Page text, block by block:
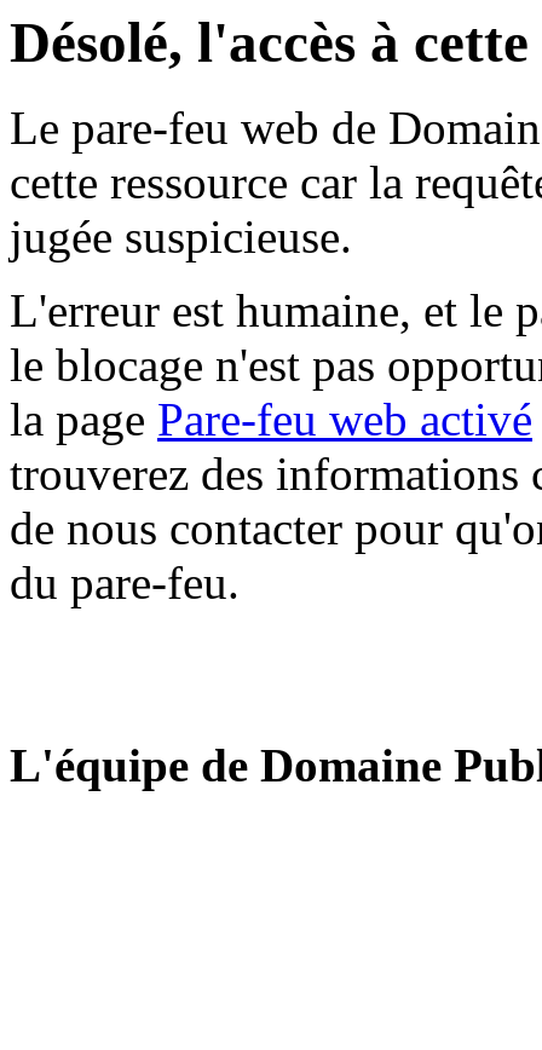
Désolé, l'accès à
Le pare-feu web de
cette ressource car la
jugée suspicieuse.
L'erreur est humaine, et le
le blocage n'est pas
la page Pare-feu web activé
trouverez des informations
de nous contacter pour
du pare-feu.
L'équipe de Domaine